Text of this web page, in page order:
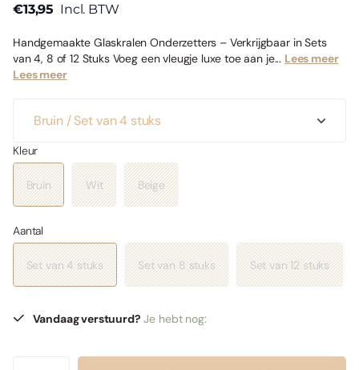
€13,95 Incl. BTW
Handgemaakte Glaskralen Onderzetters – Verkrijgbaar in Sets
van 4, 8 of 12 Stuks Voeg een vleugje luxe toe aan je... Lees meer
Lees meer
Kleur
Bruin Wit Beige
Aantal
Set van 4 stuks Set van 8 stuks Set van 12 stuks
Vandaag verstuurd? Je hebt nog: